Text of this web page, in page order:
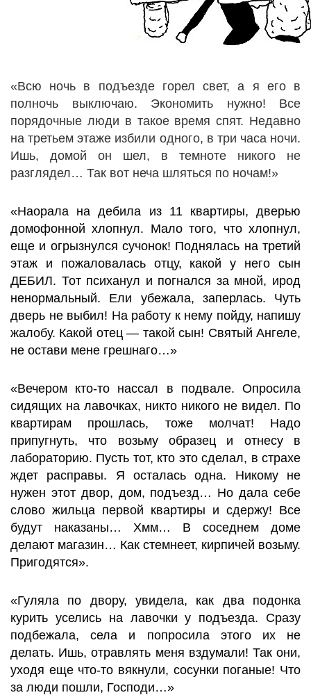
«Всю ночь в подъезде горел свет, а я его в
полночь выключаю. Экономить нужно! Все
порядочные люди в такое время спят. Недавно
на третьем этаже избили одного, в три часа ночи.
Ишь, домой он шел, в темноте никого не
разглядел… Так вот неча шляться по ночам!»
«Наорала на дебила из 11 квартиры, дверью
домофонной хлопнул. Мало того, что хлопнул,
еще и огрызнулся сучонок! Поднялась на третий
этаж и пожаловалась отцу, какой у него сын
ДЕБИЛ. Тот психанул и погнался за мной, ирод
ненормальный. Ели убежала, заперлась. Чуть
дверь не выбил! На работу к нему пойду, напишу
жалобу. Какой отец — такой сын! Святый Ангеле,
не остави мене грешнаго…»
«Вечером кто-то нассал в подвале. Опросила
сидящих на лавочках, никто никого не видел. По
квартирам прошлась, тоже молчат! Надо
припугнуть, что возьму образец и отнесу в
лабораторию. Пусть тот, кто это сделал, в страхе
ждет расправы. Я осталась одна. Никому не
нужен этот двор, дом, подъезд… Но дала себе
слово жильца первой квартиры и сдержу! Все
будут наказаны… Хмм… В соседнем доме
делают магазин… Как стемнеет, кирпичей возьму.
Пригодятся».
«Гуляла по двору, увидела, как два подонка
курить уселись на лавочки у подъезда. Сразу
подбежала, села и попросила этого их не
делать. Ишь, отравлять меня вздумали! Так они,
уходя еще что-то вякнули, сосунки поганые! Что
за люди пошли, Господи…»